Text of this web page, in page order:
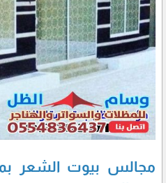
مجالس بيوت الشعر